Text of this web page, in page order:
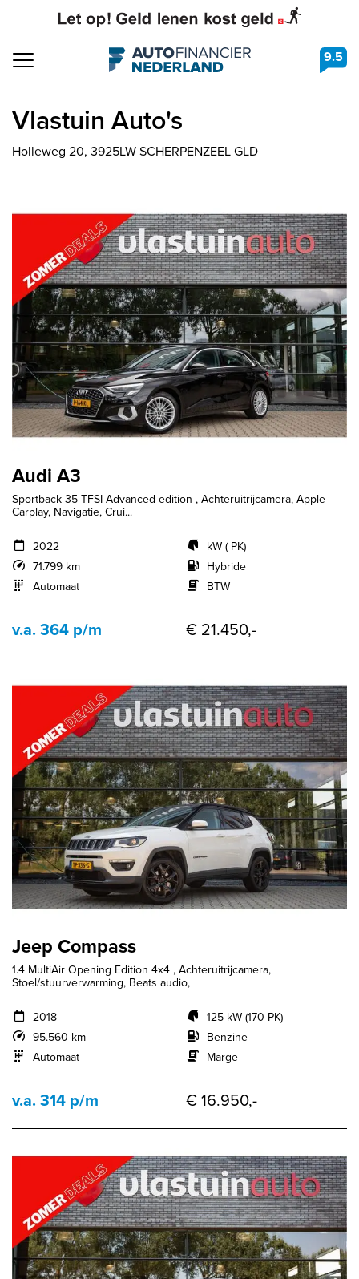
Navigation 9.5
Vlastuin Auto's
Holleweg 20, 3925LW SCHERPENZEEL GLD
Audi A3
Sportback 35 TFSI Advanced edition , Achteruitrijcamera, Apple
Carplay, Navigatie, Crui...
2022
71.799 km
Automaat
kW ( PK)
Hybride
BTW
v.a. 364 p/m € 21.450,-
Jeep Compass
1.4 MultiAir Opening Edition 4x4 , Achteruitrijcamera,
Stoel/stuurverwarming, Beats audio,
2018
95.560 km
Automaat
125 kW (170 PK)
Benzine
Marge
v.a. 314 p/m € 16.950,-